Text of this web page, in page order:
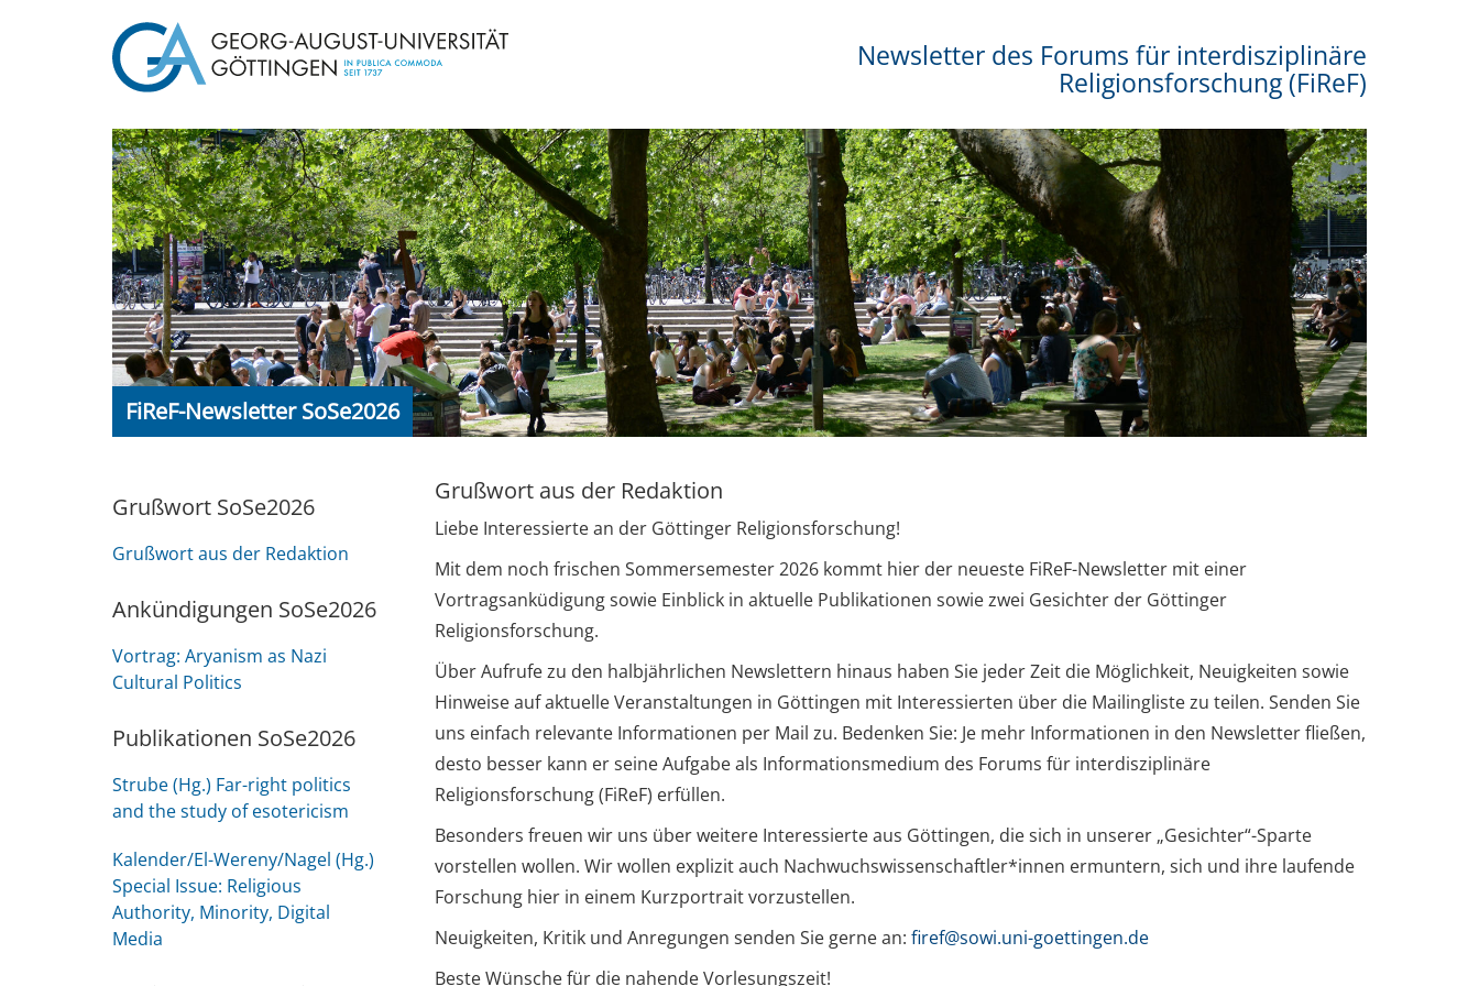
Newsletter des Forums für interdisziplinäre
Religionsforschung (FiReF)
FiReF-Newsletter SoSe2026
Grußwort SoSe2026
Grußwort aus der Redaktion
Ankündigungen SoSe2026
Vortrag: Aryanism as Nazi
Cultural Politics
Publikationen SoSe2026
Strube (Hg.) Far-right politics
and the study of esotericism
Kalender/El-Wereny/Nagel (Hg.)
Special Issue: Religious
Authority, Minority, Digital
Media
Grußwort aus der Redaktion
Liebe Interessierte an der Göttinger Religionsforschung!
Mit dem noch frischen Sommersemester 2026 kommt hier der neueste FiReF-Newsletter mit einer
Vortragsanküdigung sowie Einblick in aktuelle Publikationen sowie zwei Gesichter der Göttinger
Religionsforschung.
Über Aufrufe zu den halbjährlichen Newslettern hinaus haben Sie jeder Zeit die Möglichkeit, Neuigkeiten sowie
Hinweise auf aktuelle Veranstaltungen in Göttingen mit Interessierten über die Mailingliste zu teilen. Senden Sie
uns einfach relevante Informationen per Mail zu. Bedenken Sie: Je mehr Informationen in den Newsletter fließen,
desto besser kann er seine Aufgabe als Informationsmedium des Forums für interdisziplinäre
Religionsforschung (FiReF) erfüllen.
Besonders freuen wir uns über weitere Interessierte aus Göttingen, die sich in unserer „Gesichter“-Sparte
vorstellen wollen. Wir wollen explizit auch Nachwuchswissenschaftler*innen ermuntern, sich und ihre laufende
Forschung hier in einem Kurzportrait vorzustellen.
Neuigkeiten, Kritik und Anregungen senden Sie gerne an: firef@sowi.uni-goettingen.de
Beste Wünsche für die nahende Vorlesungszeit!